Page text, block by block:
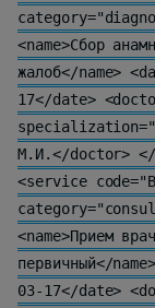
<name>Сбор
жалоб</name>
17</date>
М.И.</doctor>
<service
<name>Прием
первичный</
03-17</date>